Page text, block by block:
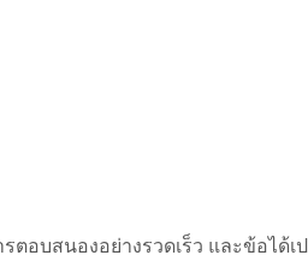
บสนองอย่างรวดเร็ว และข้อได้เ